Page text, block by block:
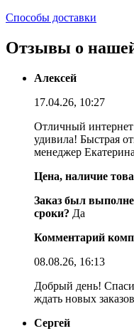
Способы доставки
Отзывы о
Алексей
17.04.26, 10:27
Отличный интернет
удивила! Быстрая
менеджер
Цена, наличие
Заказ был
сроки? Да
Комментарий
08.08.26, 16:13
Добрый день!
ждать новых
Сергей